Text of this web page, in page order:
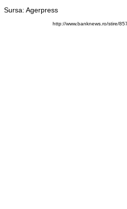
Sursa: Agerpress
http://www.banknews.ro/stire/